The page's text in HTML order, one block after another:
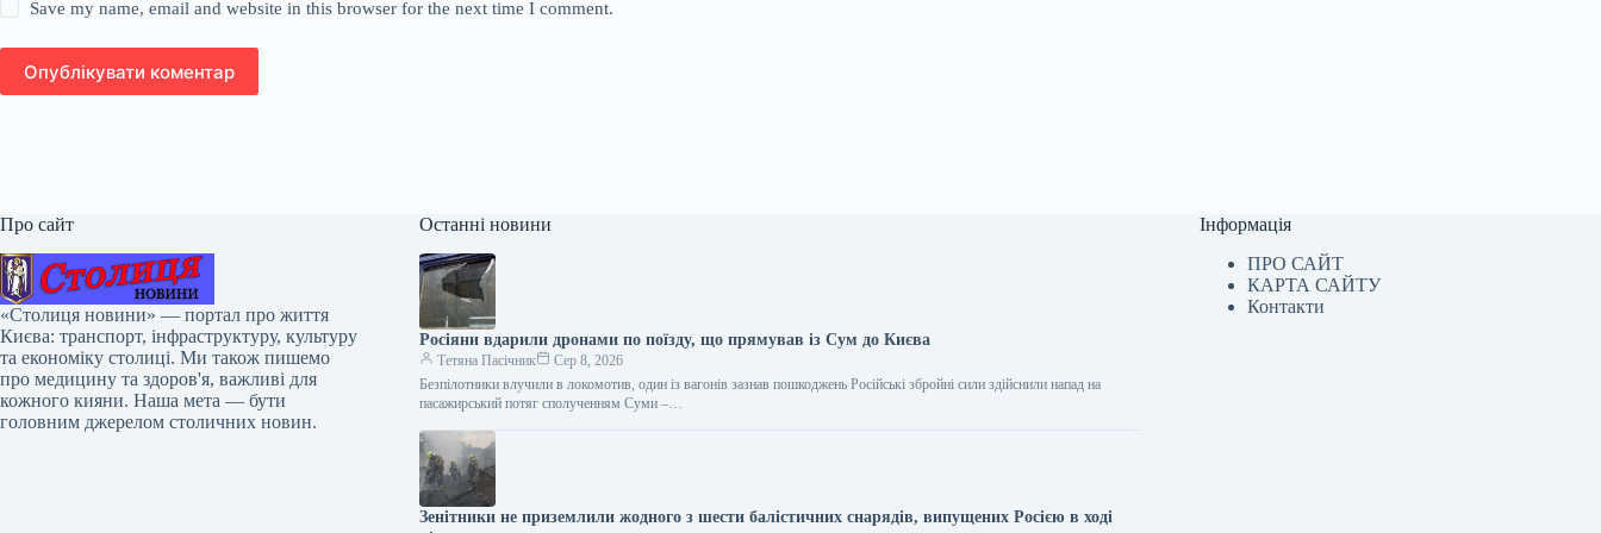
Save my name, email and website in this browser for the next time I comment.
Опублікувати коментар
Про сайт
«Столиця новини» — портал про життя
Києва: транспорт, інфраструктуру, культуру
та економіку столиці. Ми також пишемо
про медицину та здоров'я, важливі для
кожного кияни. Наша мета — бути
головним джерелом столичних новин.
Останні новини
Росіяни вдарили дронами по поїзду, що прямував із Сум до Києва
Тетяна Пасічник
Сер 8, 2026
Безпілотники влучили в локомотив, один із вагонів зазнав пошкоджень Російські збройні сили здійснили напад на
пасажирський потяг сполученням Суми –…
Зенітники не приземлили жодного з шести балістичних снарядів, випущених Росією в ході
Інформація
ПРО САЙТ
КАРТА САЙТУ
Контакти